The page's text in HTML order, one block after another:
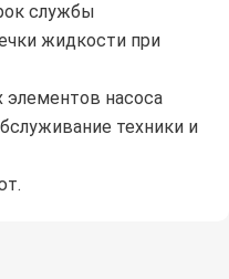
службы
жидкости при
элементов насоса
техники и